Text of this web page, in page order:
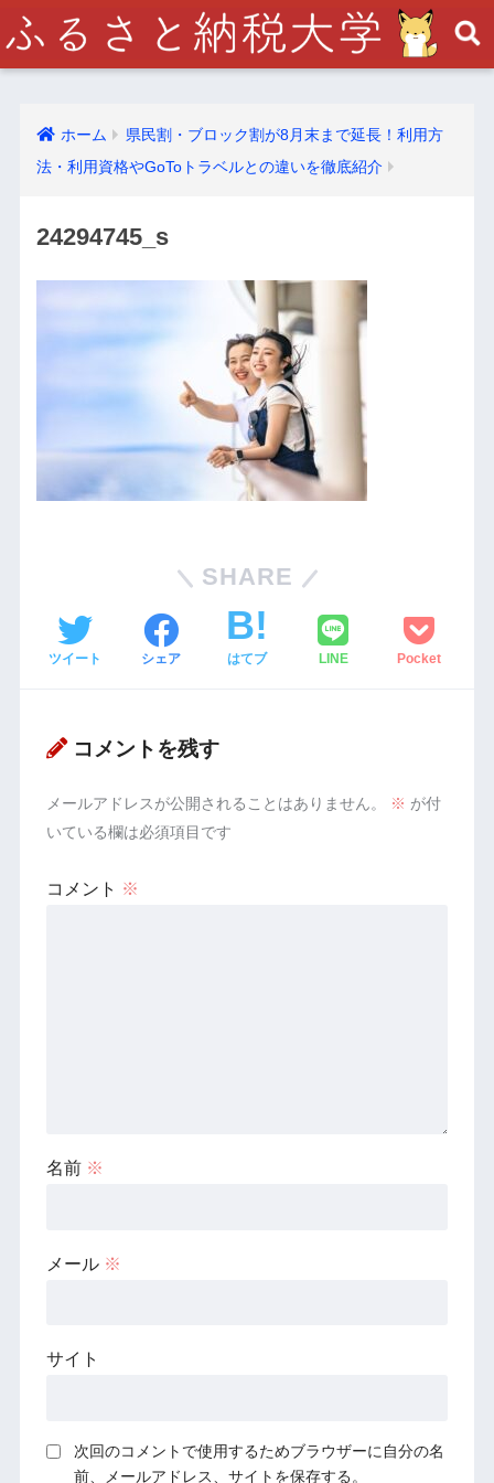
ホーム
県民割・ブロック割が8月末まで延長！利用方
法・利用資格やGoToトラベルとの違いを徹底紹介
24294745_s
SHARE
ツイート シェア はてブ LINE Pocket
コメントを残す
メールアドレスが公開されることはありません。 ※ が付
いている欄は必須項目です
コメント ※
名前 ※
メール ※
サイト
次回のコメントで使用するためブラウザーに自分の名
前、メールアドレス、サイトを保存する。